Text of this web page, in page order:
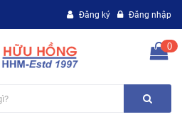
Đăng ký Đăng nhập
0